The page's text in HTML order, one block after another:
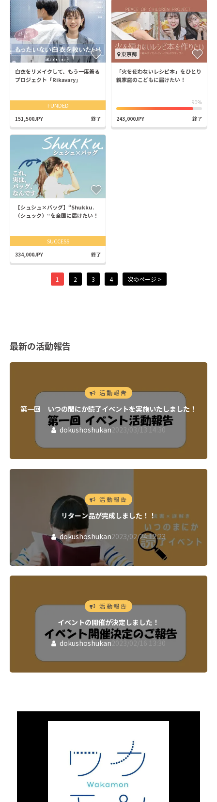
白衣をリメイクして、もう一度着る
プロジェクト「Rikavary」
FUNDED
151,500JPY 終了
東京都
「火を使わないレシピ本」をひとり
親家庭のこどもに届けたい！
90%
243,000JPY 終了
【シュシュ×バッグ】“Shukku.
（シュック）“を全国に届けたい！
SUCCESS
334,000JPY 終了
1 2 3 4 次のページ >
最新の活動報告
活動報告
第一回 いつの間にか読了イベントを実施いたしました！
dokushoshukan2023/03/13 14:30
活動報告
リターン品が完成しました！！
dokushoshukan2023/02/24 12:23
活動報告
イベントの開催が決定しました！
dokushoshukan2023/02/16 13:30